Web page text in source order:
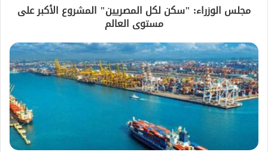
مجلس الوزراء: "سكن لكل المصريين" المشروع الأكبر على
مستوى العالم